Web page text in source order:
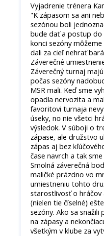
Vyjadrenie trénera
"K zápasom sa ani
sezónou boli
bude dať a postup do
konci sezóny
dali za cieľ nehrať
Záverečné
Záverečný turnaj
počas sezóny
MSR mali. Keď sme
opadla nervozita a
favoritovi turnaja
úseky, no nie všetci
výsledok. V súboji o
zápase, ale družstvo
zápas aj bez
čase navrch a tak
Smolná záverečná
maličké prázdno vo
umiestneniu tohto
starostlivosť o hráčov
(nielen tie číselné)
sezóny. Ako sa
na zápasy a
všetkým v klube za